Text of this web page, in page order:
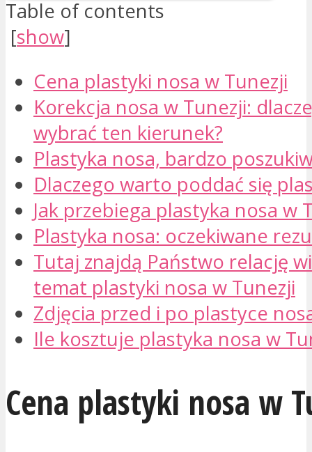
Table of contents
[show]
Cena plastyki nosa w Tunezji
Korekcja nosa w Tunezji:
wybrać ten kierunek?
Plastyka nosa, bardzo
Dlaczego warto poddać się
Jak przebiega plastyka nosa w
Plastyka nosa: oczekiwane
Tutaj znajdą Państwo relację
temat plastyki nosa w Tunezji
Zdjęcia przed i po plastyce
Ile kosztuje plastyka nosa w
Cena plastyki nosa w